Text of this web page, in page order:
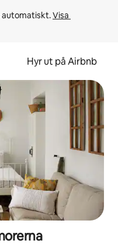
automatiskt. Visa
Hyr ut på Airbnb